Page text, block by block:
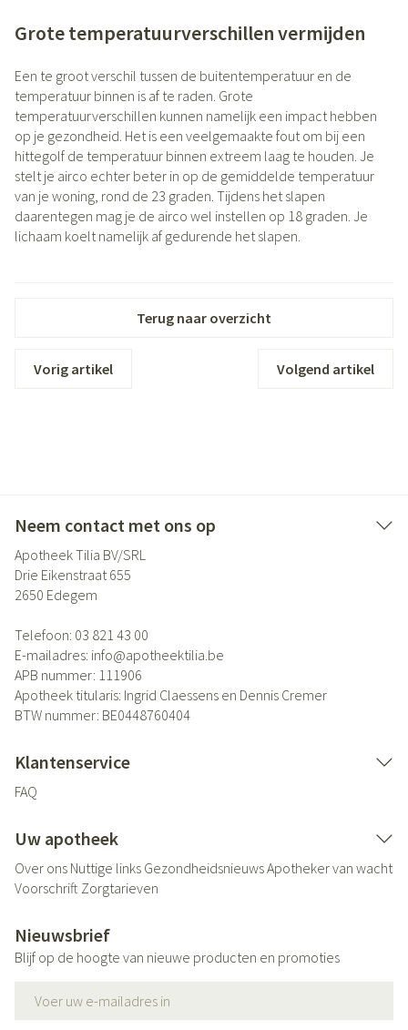
Grote temperatuurverschillen vermijden
Een te groot verschil tussen de buitentemperatuur en de
temperatuur binnen is af te raden. Grote
temperatuurverschillen kunnen namelijk een impact hebben
op je gezondheid. Het is een veelgemaakte fout om bij een
hittegolf de temperatuur binnen extreem laag te houden. Je
stelt je airco echter beter in op de gemiddelde temperatuur
van je woning, rond de 23 graden. Tijdens het slapen
daarentegen mag je de airco wel instellen op 18 graden. Je
lichaam koelt namelijk af gedurende het slapen.
Terug naar overzicht
Vorig artikel Volgend artikel
Neem contact met ons op
Apotheek Tilia BV/SRL
Drie Eikenstraat 655
2650 Edegem
Telefoon: 03 821 43 00
E-mailadres: info@apotheektilia.be
APB nummer: 111906
Apotheek titularis: Ingrid Claessens en Dennis Cremer
BTW nummer: BE0448760404
Klantenservice
FAQ
Uw apotheek
Over ons Nuttige links GezondheidsnieuwsApotheker van wacht
Voorschrift Zorgtarieven
Nieuwsbrief
Blijf op de hoogte van nieuwe producten en promoties